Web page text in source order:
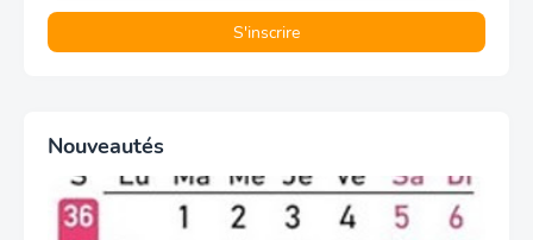
Nouveautés